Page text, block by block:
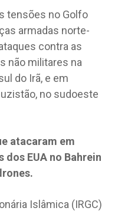
tensões no Golfo
armadas norte-
contra as
não militares na
do Irã, e em
no sudoeste
atacaram em
EUA no Bahrein
Islâmica (IRGC)